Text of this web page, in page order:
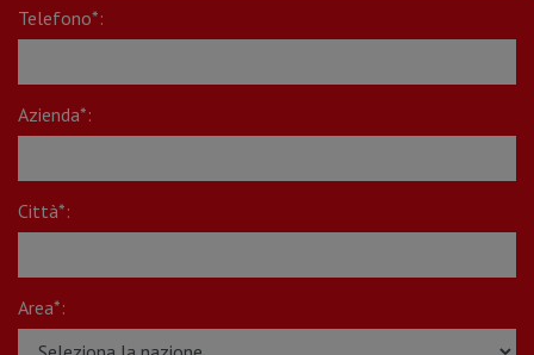
Telefono*:
Azienda*:
Città*:
Area*: